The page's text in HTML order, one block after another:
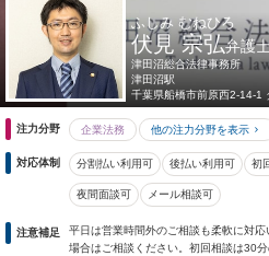
ふしみ むねひろ
伏見 宗弘弁護
津田沼総合法律事務所
津田沼駅
千葉県船橋市前原西2-14-1
注力分野 企業法務 他の注力分野を表示
対応体制 分割払い利用可 後払い利用可 初
夜間面談可 メール相談可
注意補足
平日は営業時間外のご相談も柔軟に対
場合はご相談ください。初回相談は30分